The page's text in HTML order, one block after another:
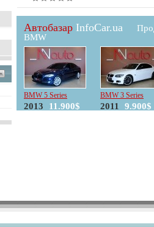
Автобазар InfoCar.ua
BMW
BMW 5 Series
2013 11.900$
BMW 3 Series
2011 9.900$